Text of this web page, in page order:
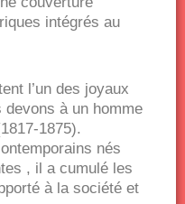
intégrés au
l’un des joyaux
à un homme
1875).
nés
, il a cumulé les
à la société et